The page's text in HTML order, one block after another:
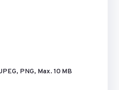
PNG, Max. 10 MB